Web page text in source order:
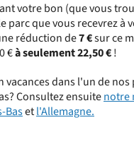
votre bon (que vous
parc que vous recevrez à
réduction de7 €sur ce
€à seulement 22,50 €!
vacances dans l'un de nos
Consultez ensuitenotre
Basetl'Allemagne.